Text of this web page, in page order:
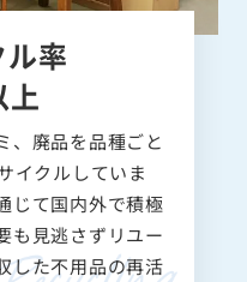
率
上
、廃品を品種ごと
イクルしていま
じて国内外で積極
も見逃さずリユー
した不用品の再活